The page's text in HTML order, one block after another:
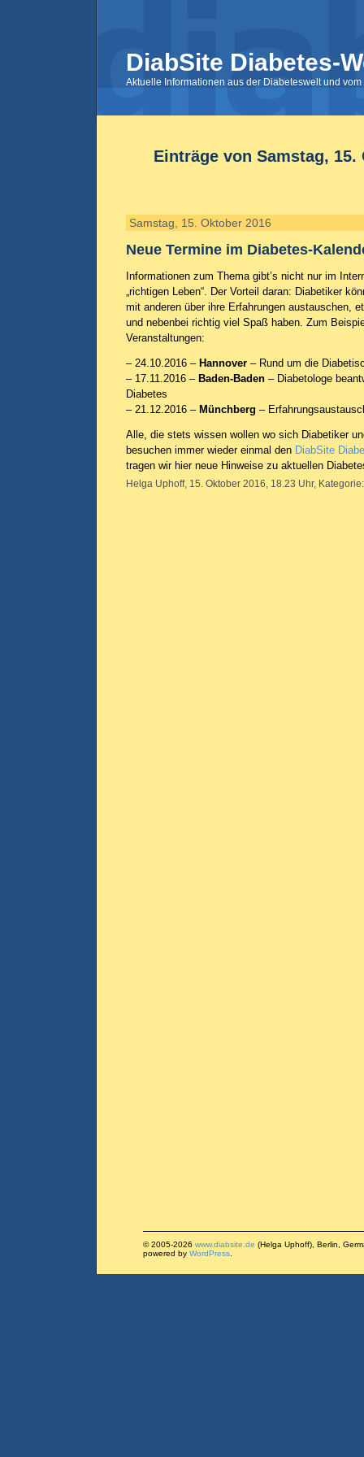
DiabSite Diabetes-
Aktuelle Informationen aus der Diabeteswelt und
Einträge von Samstag, 15.
Samstag, 15. Oktober 2016
Neue Termine im Diabetes-
Informationen zum Thema gibt’s nicht nur im
„richtigen Leben“. Der Vorteil daran: Diabetiker
mit anderen über ihre Erfahrungen austauschen,
und nebenbei richtig viel Spaß haben. Zum
Veranstaltungen:
– 24.10.2016 – Hannover – Rund um die
– 17.11.2016 – Baden-Baden – Diabetologe
Diabetes
– 21.12.2016 – Münchberg –
Alle, die stets wissen wollen wo sich Diabetiker
besuchen immer wieder einmal den DiabSite
tragen wir hier neue Hinweise zu aktuellen
Helga Uphoff, 15. Oktober 2016, 18.23 Uhr,
© 2005-2026 www.diabsite.de (Helga Uphoff), Berlin,
powered by WordPress.